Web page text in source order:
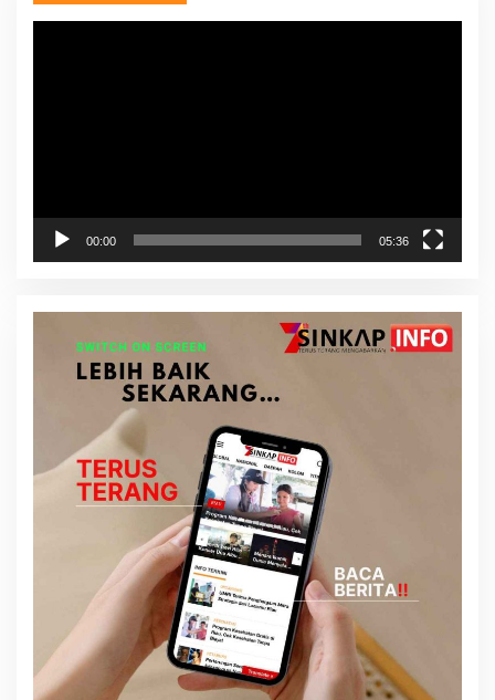
00:00 05:36